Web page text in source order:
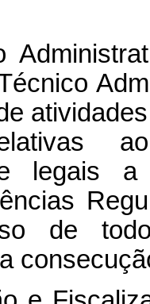
e legais
de